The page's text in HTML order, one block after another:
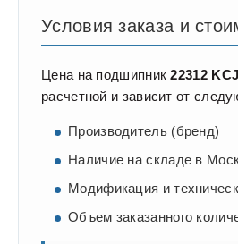
Условия заказа и
Цена на подшипник22312 KCJ
расчетной и зависит от
Производитель (бренд)
Наличие на складе в
Модификация и
Объем заказанного